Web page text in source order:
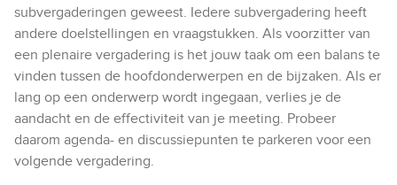
subvergaderingen geweest. Iedere subvergadering heeft
andere doelstellingen en vraagstukken. Als voorzitter van
een plenaire vergadering is het jouw taak om een balans te
vinden tussen de hoofdonderwerpen en de bijzaken. Als er
lang op een onderwerp wordt ingegaan, verlies je de
aandacht en de effectiviteit van je meeting. Probeer
daarom agenda- en discussiepunten te parkeren voor een
volgende vergadering.